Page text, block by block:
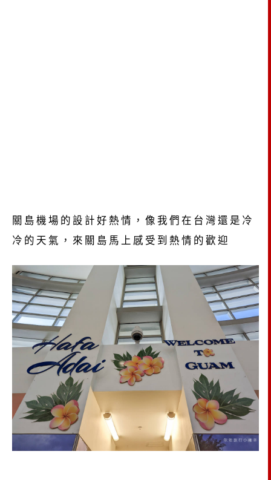
關島機場的設計好熱情，像我們在台灣還是冷
冷的天氣，來關島馬上感受到熱情的歡迎